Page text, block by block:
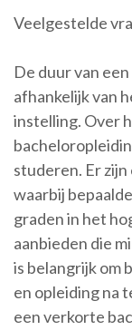
Veelgestelde
De duur van
afhankelijk van
instelling. Over
studeren. Er
waarbij
graden in het
aanbieden die
is belangrijk om
en opleiding na
een verkorte